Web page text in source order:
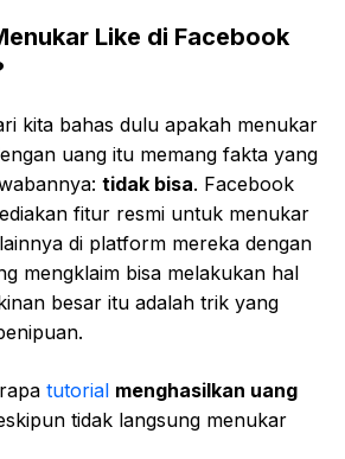
Like di Facebook
kita bahas dulu apakah menukar
uang itu memang fakta yang
tidak bisa. Facebook
fitur resmi untuk menukar
di platform mereka dengan
mengklaim bisa melakukan hal
besar itu adalah trik yang
tutorial menghasilkan uang
tidak langsung menukar